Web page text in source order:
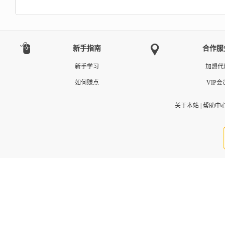
新手指南
新手学习
如何赚点
合作服
加盟代
VIP会
关于本站| 帮助中